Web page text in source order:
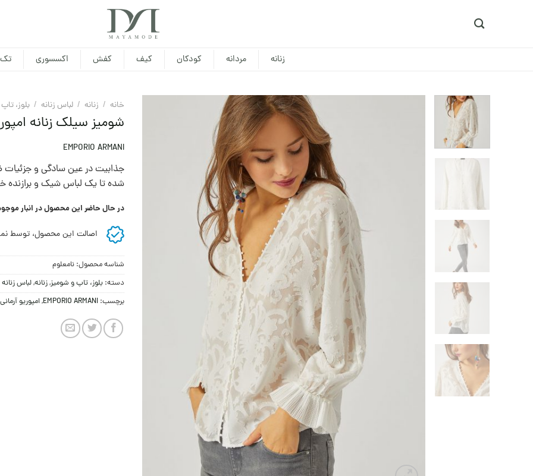
زنانه مردانه کودکان کیف کفش اکسسوری
خانه / زنانه / لباس زنانه / بلوز،
شومیز سیلک زنانه
EMPORIO ARMANI
جذابیت در عین سادگی و جزئيات
شده تا یک لباس شیک و
در حال حاضر این محصول در انبار
اصالت این محصول، توسط
شناسه محصول: نامعلوم
دسته: بلوز، تاپ و شومیز,زنانه,لباس زنانه
برچسب: EMPORIO ARMANI
,امپوریو آرمانی